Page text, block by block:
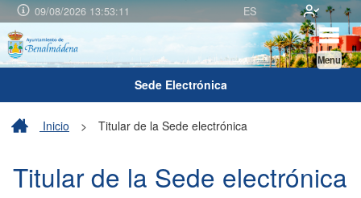
09/08/2026 13:53:11 ES
Menu
Sede Electrónica
Inicio > Titular de la Sede electrónica
Titular de la Sede electrónica